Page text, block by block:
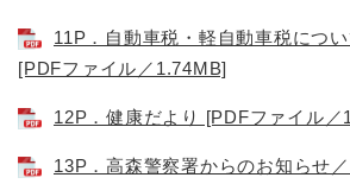
11P．自動車税・軽自動車税につ
[PDFファイル／1.74MB]
12P．健康だより [PDFファイル／
13P．高森警察署からのお知らせ